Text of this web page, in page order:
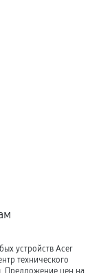
устройств Acer
технического
Предложение цен на